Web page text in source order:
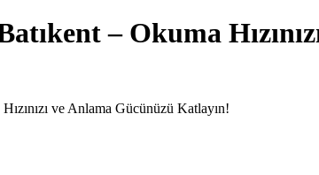
– Okuma
ve Anlama Gücünüzü Katlayın!